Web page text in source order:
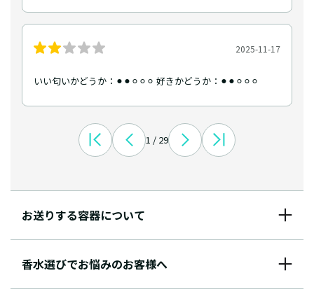
2025-11-17
いい匂いかどうか：⚫︎⚫︎⚪︎⚪︎⚪︎ 好きかどうか：⚫︎⚫︎⚪︎⚪︎⚪︎
1 / 29
お送りする容器について
香水選びでお悩みのお客様へ